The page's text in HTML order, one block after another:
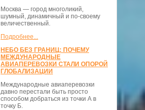
Москва — город многоликий,
шумный, динамичный и по-своему
величественный.
Подробнее...
НЕБО БЕЗ ГРАНИЦ: ПОЧЕМУ
МЕЖДУНАРОДНЫЕ
АВИАПЕРЕВОЗКИ СТАЛИ ОПОРОЙ
ГЛОБАЛИЗАЦИИ
Международные авиаперевозки
давно перестали быть просто
способом добраться из точки А в
точку Б.